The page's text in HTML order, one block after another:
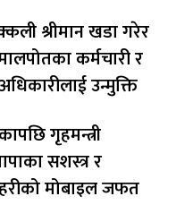
श्रीमान खडा गरेर
कर्मचारी र
उन्मुक्ति
गृहमन्त्री
सशस्त्र र
मोबाइल जफत